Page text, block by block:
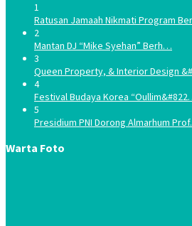
1
Ratusan Jamaah Nikmati Program
2
Mantan DJ “Mike Syehan” Berh…
3
Queen Property, & Interior Design
4
Festival Budaya Korea
5
Presidium PNI Dorong Almarhum
Warta Foto